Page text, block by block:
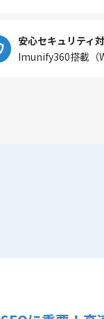
安心セキュリティ
Imunify360搭載（